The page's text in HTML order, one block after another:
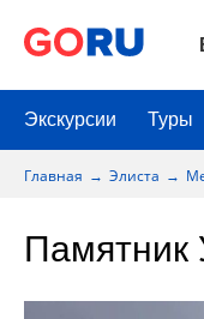
Экскурсии Туры
Главная Элиста
Памятник